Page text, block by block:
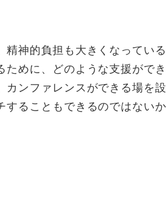
精神的負担も大きくなってい
ために、どのような支援がで
カンファレンスができる場を
ることもできるのではない